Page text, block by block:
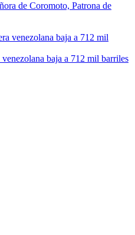
de Coromoto, Patrona de
baja a 712 mil barriles